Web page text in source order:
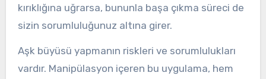
kırıklığına uğrarsa, bununla başa çıkma süreci de
sizin sorumluluğunuz altına girer.
Aşk büyüsü yapmanın riskleri ve sorumlulukları
vardır. Manipülasyon içeren bu uygulama, hem